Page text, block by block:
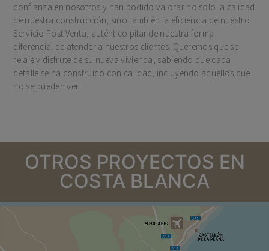
confianza en nosotros y han podido valorar no solo la calidad
de nuestra construcción, sino también la eficiencia de nuestro
Servicio Post Venta, auténtico pilar de nuestra forma
diferencial de atender a nuestros clientes. Queremos que se
relaje y disfrute de su nueva vivienda, sabiendo que cada
detalle se ha construido con calidad, incluyendo aquellos que
no se pueden ver.
OTROS PROYECTOS EN
COSTA BLANCA